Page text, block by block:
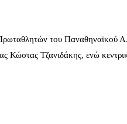
του
Τζανιδάκης, ενώ